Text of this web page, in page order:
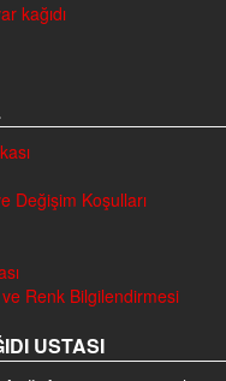
kağıdı
Değişim Koşulları
ve Renk Bilgilendirmesi
USTASI